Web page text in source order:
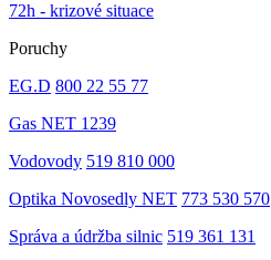
72h - krizové situace
Poruchy
EG.D 800 22 55 77
Gas NET 1239
Vodovody 519 810 000
Optika Novosedly NET 773 530 570
Správa a údržba silnic 519 361 131